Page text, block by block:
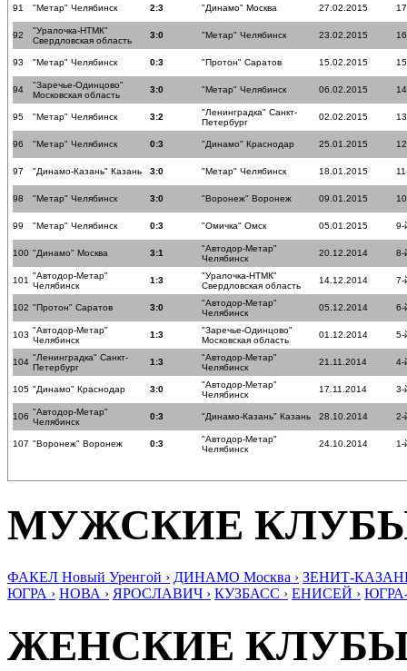
91 "Метар" Челябинск 2:3 "Динамо" Москва 27.02.2015
92
"Уралочка-НТМК"
Свердловская область
3:0 "Метар" Челябинск 23.02.2015
93 "Метар" Челябинск 0:3 "Протон" Саратов 15.02.2015
94
"Заречье-Одинцово"
Московская область
3:0 "Метар" Челябинск 06.02.2015
95 "Метар" Челябинск 3:2
"Ленинградка" Санкт-
Петербург
02.02.2015
96 "Метар" Челябинск 0:3 "Динамо" Краснодар 25.01.2015
97 "Динамо-Казань" Казань 3:0 "Метар" Челябинск 18.01.2015
98 "Метар" Челябинск 3:0 "Воронеж" Воронеж 09.01.2015
99 "Метар" Челябинск 0:3 "Омичка" Омск 05.01.2015 9-
100 "Динамо" Москва 3:1
"Автодор-Метар"
Челябинск
20.12.2014 8-
101 "Автодор-Метар"
Челябинск
1:3
"Уралочка-НТМК"
Свердловская область
14.12.2014 7-
102 "Протон" Саратов 3:0
"Автодор-Метар"
Челябинск
05.12.2014 6-
103 "Автодор-Метар"
Челябинск
1:3
"Заречье-Одинцово"
Московская область
01.12.2014 5-
104 "Ленинградка" Санкт-
Петербург
1:3
"Автодор-Метар"
Челябинск
21.11.2014 4-
105 "Динамо" Краснодар 3:0
"Автодор-Метар"
Челябинск
17.11.2014 3-
106 "Автодор-Метар"
Челябинск
0:3 "Динамо-Казань" Казань 28.10.2014 2-
107 "Воронеж" Воронеж 0:3
"Автодор-Метар"
Челябинск
24.10.2014 1-
МУЖСКИЕ
ФАКЕЛ Новый Уренгой › ДИНАМО Москва › ЗЕНИТ-
ЮГРА › НОВА › ЯРОСЛАВИЧ › КУЗБАСС › ЕНИСЕЙ ›
ЖЕНСКИЕ